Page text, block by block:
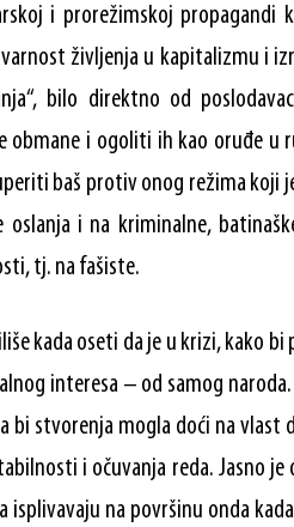
i prorežimskoj propagandi
življenja u kapitalizmu i
bilo direktno od
i ogoliti ih kao oruđe u
baš protiv onog režima koji
i na kriminalne,
tj. na fašiste.
kada oseti da je u krizi, kako bi
interesa – od samog
bi stvorenja mogla doći na vlast
i očuvanja reda. Jasno je
na površinu onda